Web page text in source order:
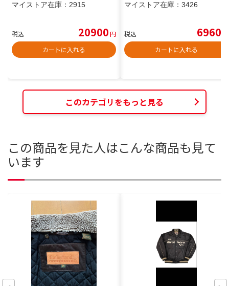
マイストア在庫： 2915
税込 20900円
カートに入れる
マイストア在庫： 3426
税込 6960
カートに入れる
このカテゴリをもっと見る
この商品を見た人はこんな商品も見て
います